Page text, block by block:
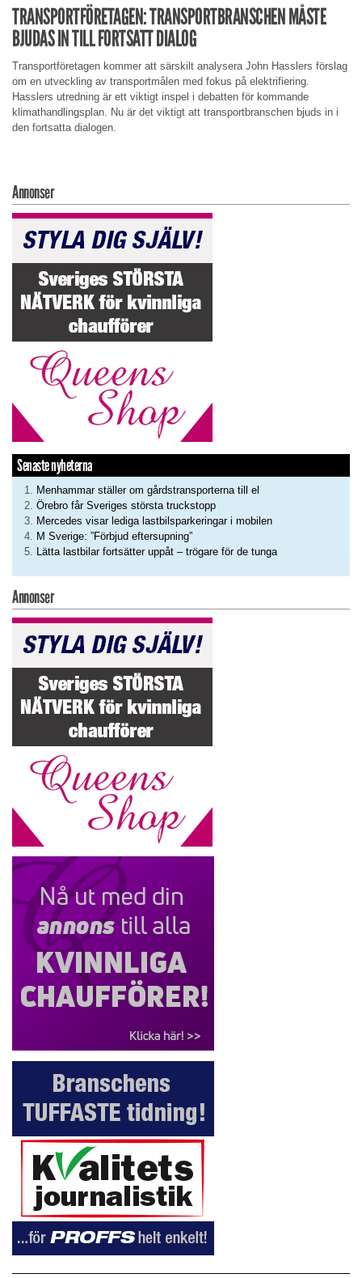
TRANSPORTFÖRETAGEN: TRANSPORTBRANSCHEN MÅSTE
BJUDAS IN TILL FORTSATT DIALOG
Transportföretagen kommer att särskilt analysera John Hasslers förslag
om en utveckling av transportmålen med fokus på elektrifiering.
Hasslers utredning är ett viktigt inspel i debatten för kommande
klimathandlingsplan. Nu är det viktigt att transportbranschen bjuds in i
den fortsatta dialogen.
Annonser
Senaste nyheterna
Menhammar ställer om gårdstransporterna till el
Örebro får Sveriges största truckstopp
Mercedes visar lediga lastbilsparkeringar i mobilen
M Sverige: ”Förbjud eftersupning”
Lätta lastbilar fortsätter uppåt – trögare för de tunga
Annonser